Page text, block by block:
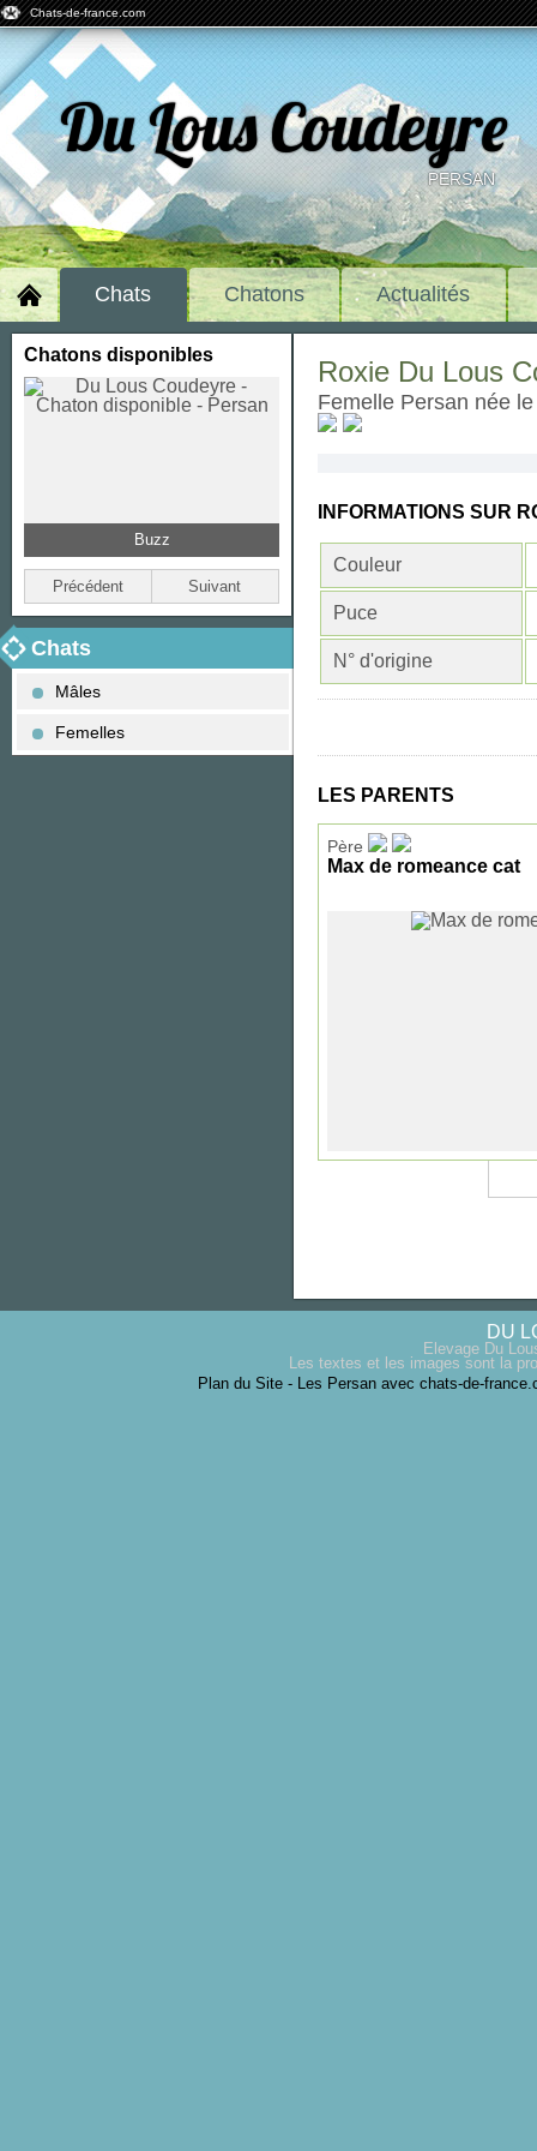
Chats-de-france.com
Du Lous Coudeyre
PERSAN
Chats Chatons Actualités
Chatons disponibles
Buzz Biscotte
Précédent Suivant
Chats
Mâles
Femelles
Roxie Du Lous
femelle Persan née
INFORMATIONS SUR
Couleur
Puce
N° d'origine
LES PARENTS
Père
Max de romeance cat
DU
Elevage Du
Les textes et les images sont la
Plan du Site- Les Persan avec chats-de-